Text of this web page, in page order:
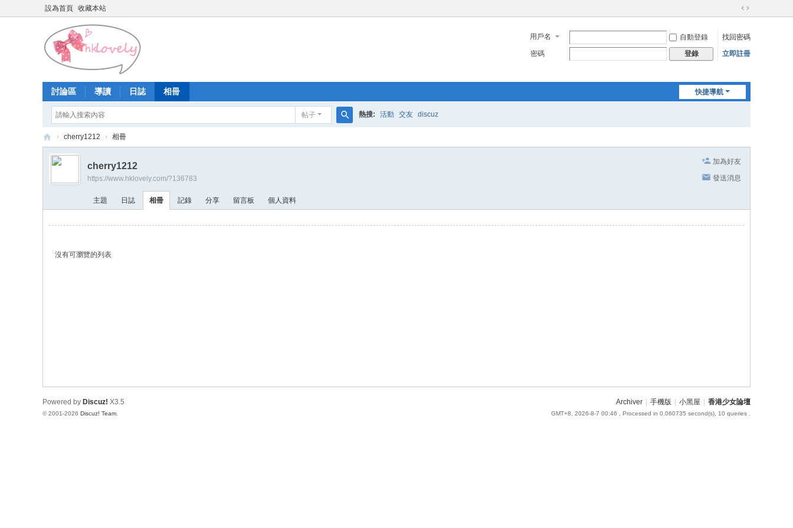
設為首頁 收藏本站
切
到
寬
用戶名 自動登錄
找回密碼
密碼
登錄 立即註冊
快捷導航
討論區 導讀 日誌 相冊
帖子
索
熱搜: 活動 交友 discuz
香
少
› cherry1212 › 相冊
加為好友
發送消息
cherry1212
https://www.hklovely.com/?136783
主題 日誌 相冊 記錄 分享 留言板 個人資料
沒有可瀏覽的列表
Archiver 手機版 小黑屋 香港少女論壇
GMT+8, 2026-8-7 00:46 , Processed in 0.060735 second(s), 10 queries .
Powered by Discuz! X3.5
© 2001-2026 Discuz! Team